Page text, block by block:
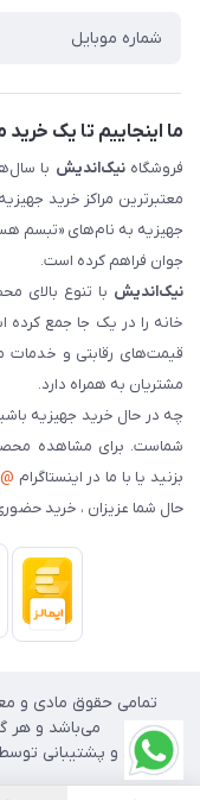
ما اینجاییم تا یک
فروشگاهنیک‌اندیش
معتبرترین مراکز خرید
جهیزیه به نام‌های «تبسم
جوان فراهم کرده است.
نیک‌اندیش با تنوع بالای
خانه را در یک جا جمع کرده
قیمت‌های رقابتی و خدمات
مشتریان به همراه دارد.
چه در حال خرید جهیزیه
شماست. برای مشاهده
بزنید یا با ما در اینستاگرام @nikandish_kala
حال شما عزیزان ، خرید
تمامی حقوق مادی و
می‌باشد و هر
طراحی و پشتیبانی